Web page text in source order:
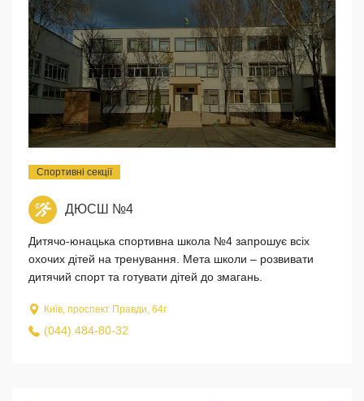
Спортивні секції
ДЮСШ №4
Дитячо-юнацька спортивна школа №4 запрошує всіх
охочих дітей на тренування. Мета школи – розвивати
дитячий спорт та готувати дітей до змагань.
Київ, проспект Правди, 64г
(044) 484-80-32